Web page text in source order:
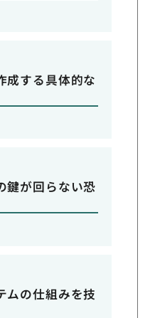
成する具体的な
鍵が回らない恐
ムの仕組みを技